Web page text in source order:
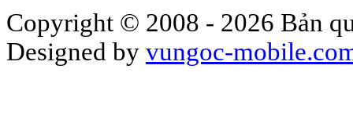
Copyright © 2008 - 2026 Bản
Designed by vungoc-